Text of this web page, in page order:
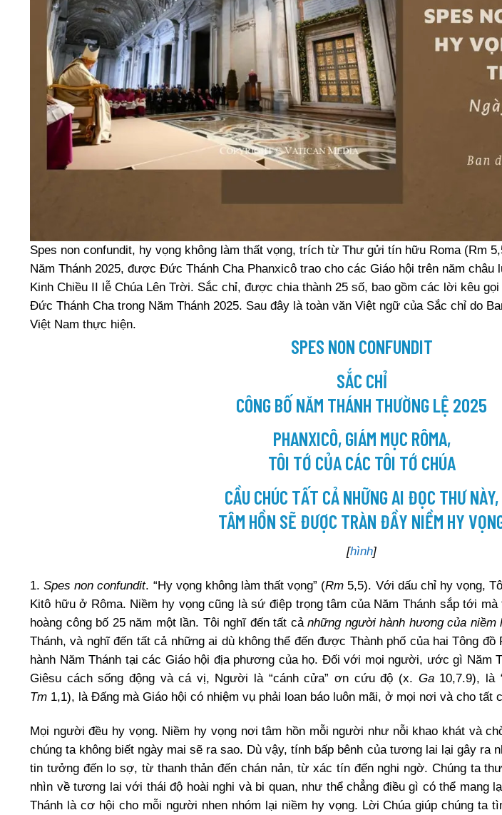
Spes non confundit, hy vọng không làm thất vọng, trích từ Thư gửi tín hữu Roma (Rm
Năm Thánh 2025, được Đức Thánh Cha Phanxicô trao cho các Giáo hội trên năm châu
Kinh Chiều II lễ Chúa Lên Trời. Sắc chỉ, được chia thành 25 số, bao gồm các lời kêu
Đức Thánh Cha trong Năm Thánh 2025. Sau đây là toàn văn Việt ngữ của Sắc chỉ do
Việt Nam thực hiện.
SPES NON CONFUNDIT
SẮC CHỈ
CÔNG BỐ NĂM THÁNH THƯỜNG LỆ 2025
PHANXICÔ, GIÁM MỤC RÔMA,
TÔI TỚ CỦA CÁC TÔI TỚ CHÚA
CẦU CHÚC TẤT CẢ NHỮNG AI ĐỌC THƯ NÀY,
TÂM HỒN SẼ ĐƯỢC TRÀN ĐẦY NIỀM HY
[hình]
1. Spes non confundit. “Hy vọng không làm thất vọng” (Rm 5,5). Với dấu chỉ hy vọng,
Kitô hữu ở Rôma. Niềm hy vọng cũng là sứ điệp trọng tâm của Năm Thánh sắp tới
hoàng công bố 25 năm một lần. Tôi nghĩ đến tất cảnhững người hành hương của
Thánh, và nghĩ đến tất cả những ai dù không thể đến được Thành phố của hai Tông
hành Năm Thánh tại các Giáo hội địa phương của họ. Đối với mọi người, ước gì Năm
Giêsu cách sống động và cá vị, Người là “cánh cửa” ơn cứu độ (x. Ga10,7.9), là
Tm 1,1), là Đấng mà Giáo hội có nhiệm vụ phải loan báo luôn mãi, ở mọi nơi và cho tất
Mọi người đều hy vọng. Niềm hy vọng nơi tâm hồn mỗi người như nỗi khao khát và
chúng ta không biết ngày mai sẽ ra sao. Dù vậy, tính bấp bênh của tương lai lại gây ra
tin tưởng đến lo sợ, từ thanh thản đến chán nản, từ xác tín đến nghi ngờ. Chúng ta
nhìn về tương lai với thái độ hoài nghi và bi quan, như thể chẳng điều gì có thể mang
Thánh là cơ hội cho mỗi người nhen nhóm lại niềm hy vọng. Lời Chúa giúp chúng ta